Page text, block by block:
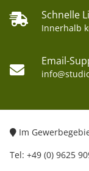
Schnelle
Innerhalb
Email-
Im
Tel: +49 (0) 9625